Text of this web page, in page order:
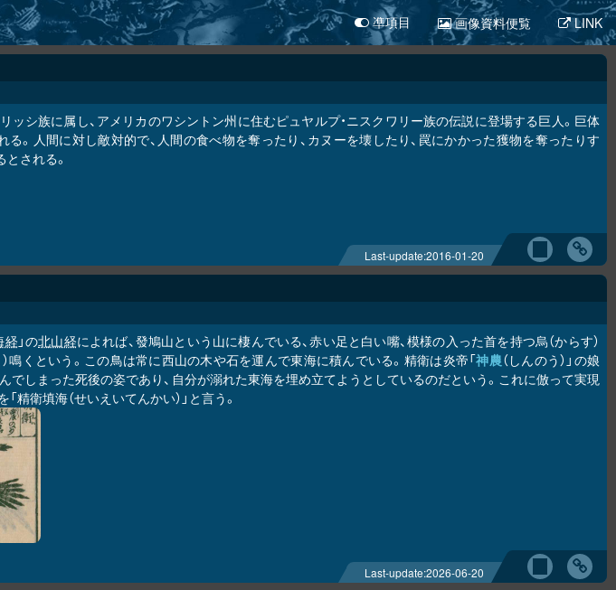
凖項目 画像資料便覧 LINK
ッシ族に属し、アメリカのワシントン州に住むピュヤルプ・ニスクワリー族の伝説に登場する巨人。巨体
る。人間に対し敵対的で、人間の食べ物を奪ったり、カヌーを壊したり、罠にかかった獲物を奪ったりす
される。
Last-update:2016-01-20
経」の北山経によれば、發鳩山という山に棲んでいる、赤い足と白い嘴、模様の入った首を持つ烏（からす）
鳴くという。この鳥は常に西山の木や石を運んで東海に積んでいる。精衛は炎帝「神農（しんのう）」の娘
んでしまった死後の姿であり、自分が溺れた東海を埋め立てようとしているのだという。これに倣って実現
衛填海（せいえいてんかい）」と言う。
Last-update:2026-06-20